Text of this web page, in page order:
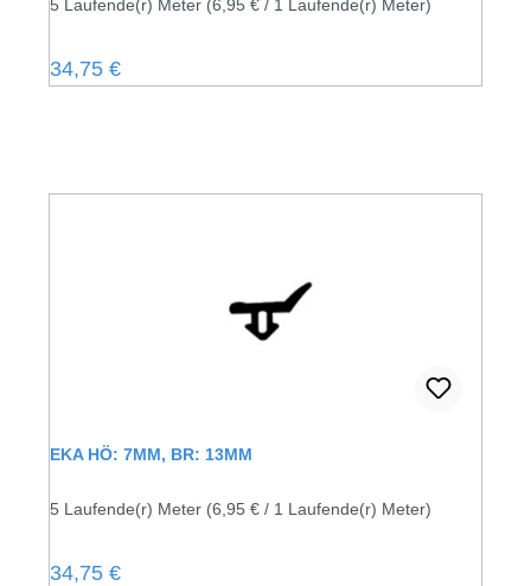
5 Laufende(r) Meter (6,95 € / 1 Laufende(r) Meter)
Regulärer Preis:
34,75 €
EKA HÖ: 7MM, BR: 13MM
5 Laufende(r) Meter (6,95 € / 1 Laufende(r) Meter)
Regulärer Preis:
34,75 €